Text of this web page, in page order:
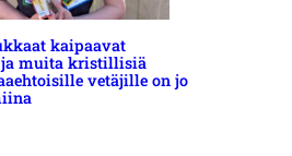
kaipaavat
muita kristillisiä
vetäjille on jo